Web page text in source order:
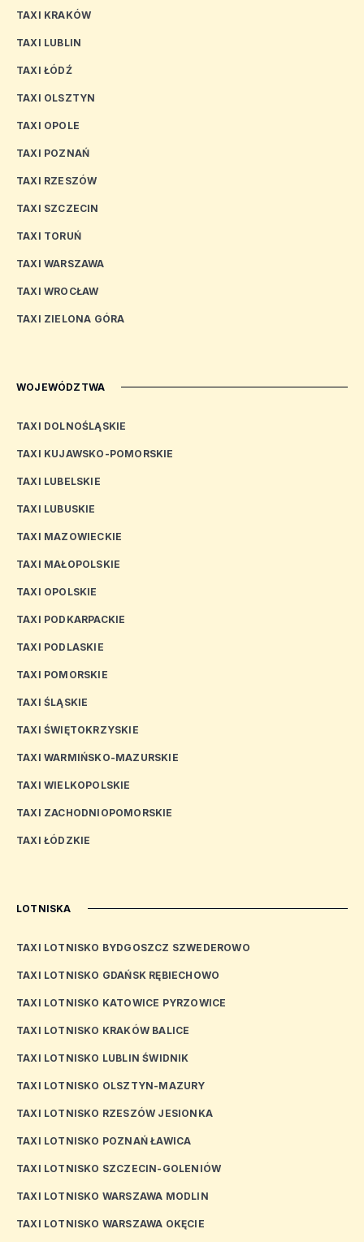
TAXI KRAKÓW
TAXI LUBLIN
TAXI ŁÓDŹ
TAXI OLSZTYN
TAXI OPOLE
TAXI POZNAŃ
TAXI RZESZÓW
TAXI SZCZECIN
TAXI TORUŃ
TAXI WARSZAWA
TAXI WROCŁAW
TAXI ZIELONA GÓRA
WOJEWÓDZTWA
TAXI DOLNOŚLĄSKIE
TAXI KUJAWSKO-POMORSKIE
TAXI LUBELSKIE
TAXI LUBUSKIE
TAXI MAZOWIECKIE
TAXI MAŁOPOLSKIE
TAXI OPOLSKIE
TAXI PODKARPACKIE
TAXI PODLASKIE
TAXI POMORSKIE
TAXI ŚLĄSKIE
TAXI ŚWIĘTOKRZYSKIE
TAXI WARMIŃSKO-MAZURSKIE
TAXI WIELKOPOLSKIE
TAXI ZACHODNIOPOMORSKIE
TAXI ŁÓDZKIE
LOTNISKA
TAXI LOTNISKO BYDGOSZCZ SZWEDEROWO
TAXI LOTNISKO GDAŃSK RĘBIECHOWO
TAXI LOTNISKO KATOWICE PYRZOWICE
TAXI LOTNISKO KRAKÓW BALICE
TAXI LOTNISKO LUBLIN ŚWIDNIK
TAXI LOTNISKO OLSZTYN-MAZURY
TAXI LOTNISKO RZESZÓW JESIONKA
TAXI LOTNISKO POZNAŃ ŁAWICA
TAXI LOTNISKO SZCZECIN-GOLENIÓW
TAXI LOTNISKO WARSZAWA MODLIN
TAXI LOTNISKO WARSZAWA OKĘCIE